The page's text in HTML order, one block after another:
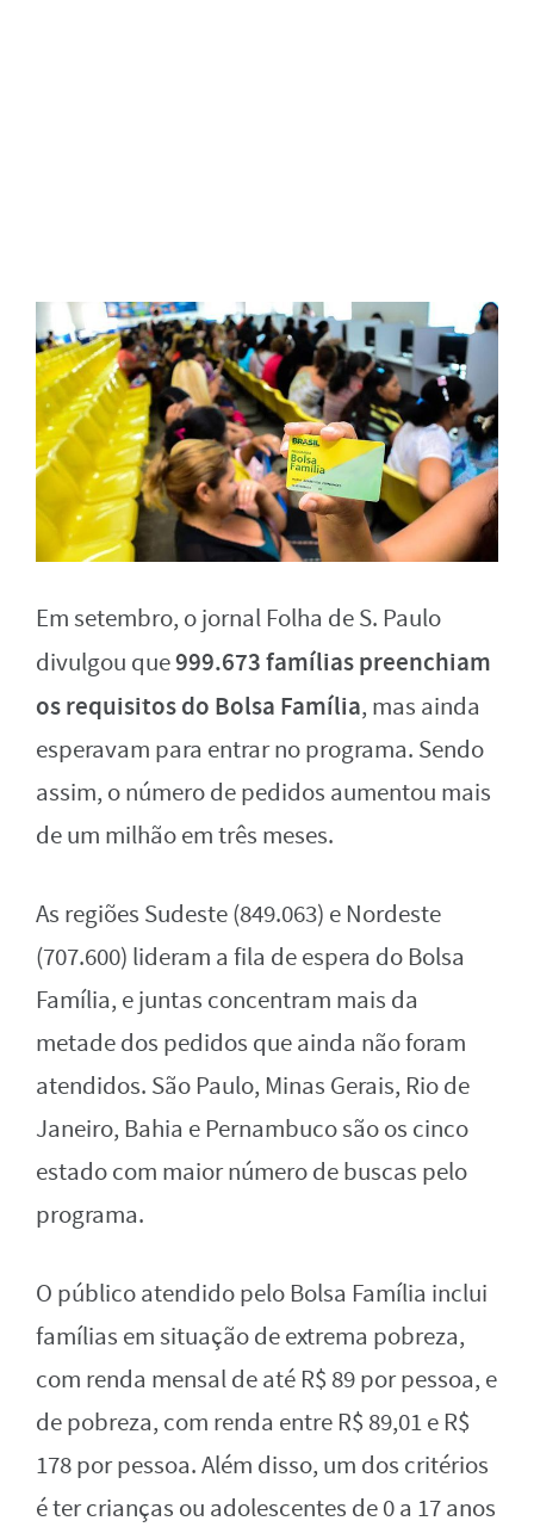
Em setembro, o jornal Folha de S. Paulo
divulgou que999.673 famílias preenchiam
os requisitos do Bolsa Família, mas ainda
esperavam para entrar no programa. Sendo
assim, o número de pedidos aumentou mais
de um milhão em três meses.
As regiões Sudeste (849.063) e Nordeste
(707.600) lideram a fila de espera do Bolsa
Família, e juntas concentram mais da
metade dos pedidos que ainda não foram
atendidos. São Paulo, Minas Gerais, Rio de
Janeiro, Bahia e Pernambuco são os cinco
estado com maior número de buscas pelo
programa.
O público atendido pelo Bolsa Família inclui
famílias em situação de extrema pobreza,
com renda mensal de até R$ 89 por pessoa, e
de pobreza, com renda entre R$ 89,01 e R$
178 por pessoa. Além disso, um dos critérios
é ter crianças ou adolescentes de 0 a 17 anos